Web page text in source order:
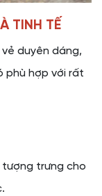
TINH TẾ
duyên dáng,
phù hợp với rất
trưng cho